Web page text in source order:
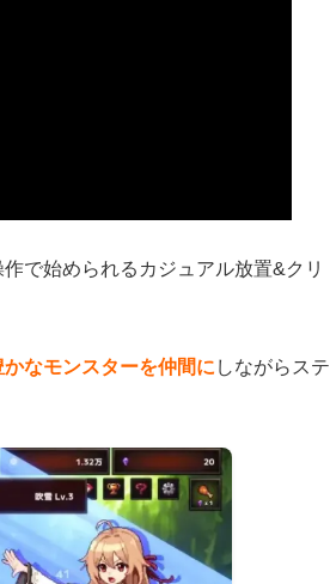
で始められるカジュアル放置&クリ
かなモンスターを仲間に しながらステ